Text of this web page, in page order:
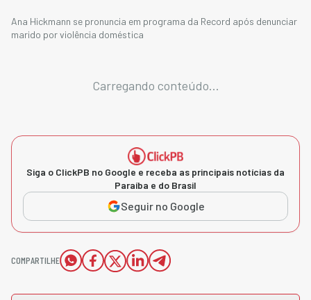
Ana Hickmann se pronuncia em programa da Record após denunciar
marido por violência doméstica
Carregando conteúdo...
Siga o ClickPB no Google e receba as principais notícias da
Paraíba e do Brasil
Seguir no Google
COMPARTILHE